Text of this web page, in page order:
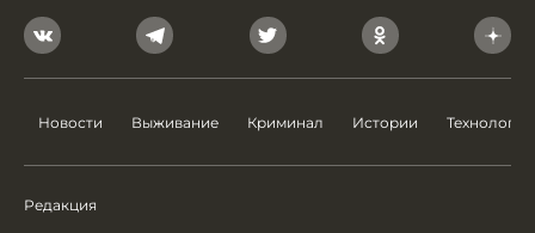
Новости Выживание Криминал Истории Технологии
Редакция